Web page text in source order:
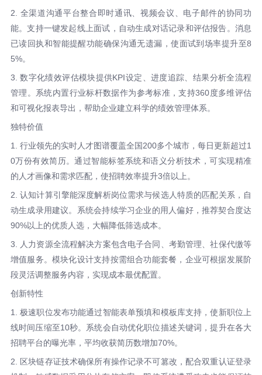
2. 全渠道沟通平台整合即时通讯、视频会议、电子邮件的协同功
能。支持一键发起线上面试，自动生成对话记录和评估报告。消息
已读回执和智能提醒功能确保沟通无遗漏，使面试到场率提升至8
5%。
3. 数字化绩效评估模块提供KPI设定、进度追踪、结果分析全流程
管理。系统内置行业标杆数据作为参考标准，支持360度多维评估
和可视化报表导出，帮助企业建立科学的绩效管理体系。
独特价值
1. 行业领先的实时人才图谱覆盖全国200多个城市，每日更新超过1
0万份有效简历。通过智能标签系统和语义分析技术，可实现精准
的人才画像和需求匹配，使招聘效率提升3倍以上。
2. 认知计算引擎能深度解析岗位需求与候选人特质的匹配关系，自
动生成录用建议。系统会持续学习企业的用人偏好，推荐契合度达
90%以上的优质人选，大幅降低筛选成本。
3. 人力资源全流程解决方案包含电子合同、考勤管理、社保代缴等
增值服务。模块化设计支持按需组合功能套餐，企业可根据发展阶
段灵活调整服务内容，实现成本最优配置。
创新特性
1. 极速职位发布功能通过智能表单预填和模板库支持，使新职位上
线时间压缩至10秒。系统会自动优化职位描述关键词，提升在各大
招聘平台的曝光率，平均收获简历数增加70%。
2. 区块链存证技术确保所有操作记录不可篡改，配合双重认证登录